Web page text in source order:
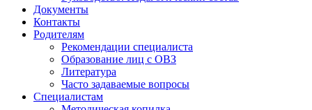
Документы
Контакты
Родителям
Рекомендации специалиста
Образование лиц с ОВЗ
Литература
Часто задаваемые вопросы
Специалистам